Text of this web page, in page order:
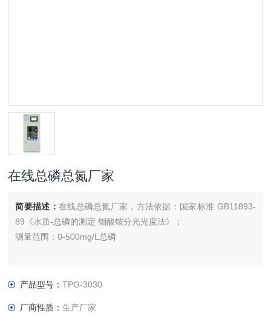
在线总磷总氮厂家
简要描述： 在线总磷总氮厂家，方法依据：国家标准 GB11893-
89《水质-总磷的测定 钼酸铵分光光度法》；
测量范围：0-500mg/L总磷
产品型号：TPG-3030
厂商性质：生产厂家